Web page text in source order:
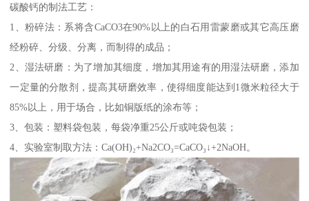
碳酸钙的制法工艺：
1、粉碎法：系将含CaCO3在90%以上的白石用雷蒙磨或其它高压磨
经粉碎、分级、分离，而制得的成品；
2、湿法研磨：为了增加其细度，增加其用途有的用湿法研磨，添加
一定量的分散剂，提高其研磨效率，使得细度能达到1微米粒径大于
85%以上，用于场合，比如铜版纸的涂布等；
3、包装：塑料袋包装，每袋净重25公斤或吨袋包装；
4、实验室制取方法：Ca(OH)₂+Na2CO₃=CaCO₃↓+2NaOH。